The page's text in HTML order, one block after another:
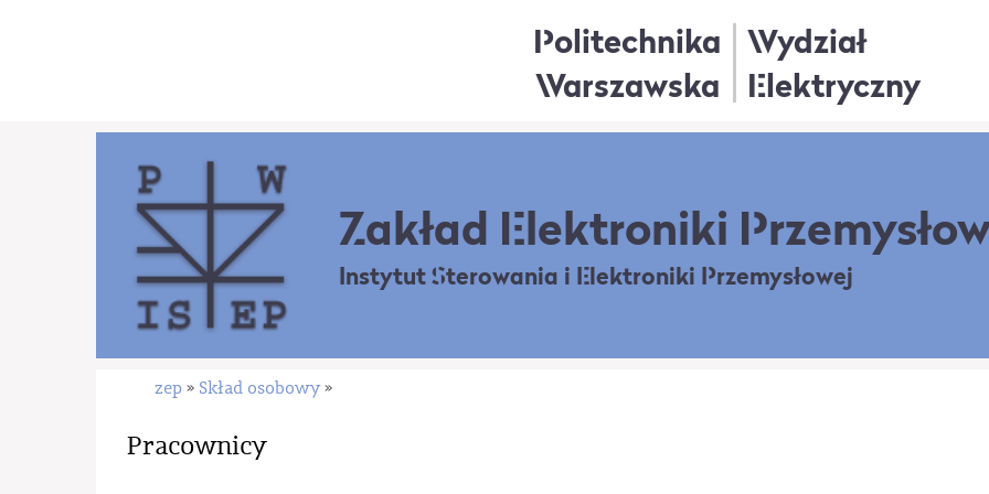
Politechnika
Warszawska
Wydział
Elektryczny
Zakład Elektroniki
Instytut Sterowania i Elektroniki Przemysłowej
zep » Skład osobowy »
Pracownicy